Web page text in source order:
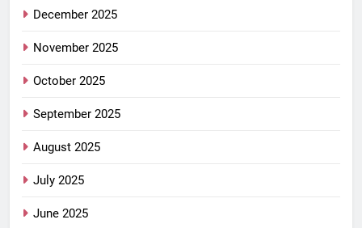
December 2025
November 2025
October 2025
September 2025
August 2025
July 2025
June 2025